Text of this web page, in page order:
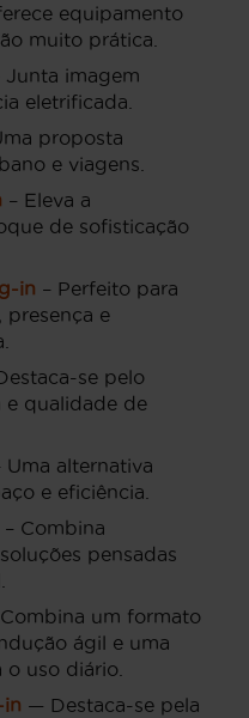
equipamento
muito prática.
Junta imagem
eletrificada.
proposta
e viagens.
– Eleva a
de sofisticação
in – Perfeito para
presença e
se pelo
e qualidade de
Uma alternativa
e eficiência.
– Combina
pensadas
um formato
ágil e uma
uso diário.
— Destaca-se pela